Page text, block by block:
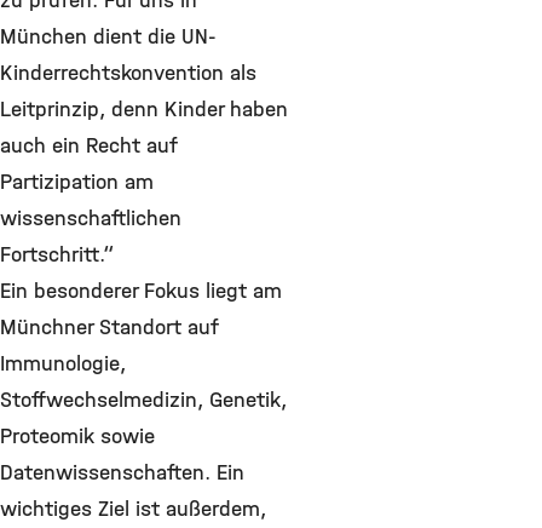
München dient die UN-
Kinderrechtskonvention als
Leitprinzip, denn Kinder haben
auch ein Recht auf
Partizipation am
wissenschaftlichen
Fortschritt.“
Ein besonderer Fokus liegt am
Münchner Standort auf
Immunologie,
Stoffwechselmedizin, Genetik,
Proteomik sowie
Datenwissenschaften. Ein
wichtiges Ziel ist außerdem,